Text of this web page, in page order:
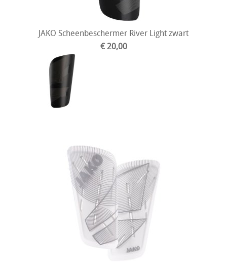
JAKO Scheenbeschermer River Light zwart
€ 20,00